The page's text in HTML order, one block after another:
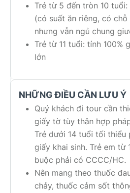
Trẻ từ 5 đến tròn 10
(có suất ăn riêng, có
nhưng vẫn ngủ chung
Trẻ từ 11 tuổi: tính 100%
lớn
NHỮNG ĐIỀU CẦN LƯU Ý
Quý khách đi tour cần
giấy tờ tùy thân hợp
Trẻ dưới 14 tuổi tối thiểu
giấy khai sinh. Trẻ em từ
buộc phải có CCCC/HC.
Nên mang theo thuốc
chảy, thuốc cảm sốt